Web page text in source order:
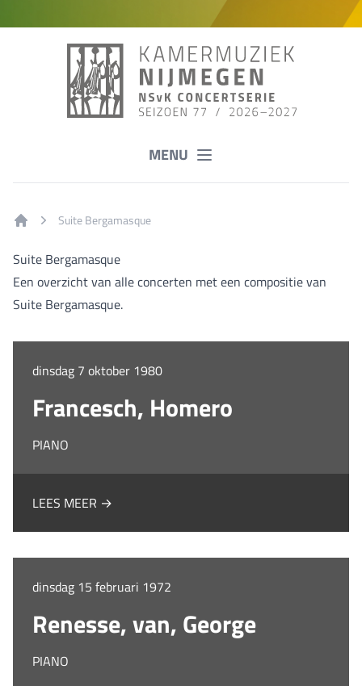
MENU
Suite Bergamasque
Suite Bergamasque
Een overzicht van alle concerten met een compositie van
Suite Bergamasque.
dinsdag 7 oktober 1980
Francesch, Homero
PIANO
LEES MEER →
dinsdag 15 februari 1972
Renesse, van, George
PIANO